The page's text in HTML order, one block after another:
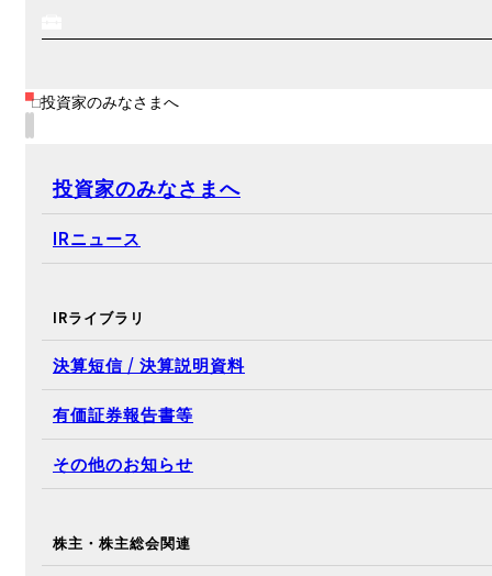
投資家のみなさまへ
投資家のみなさまへ
IRニュース
IRライブラリ
決算短信 / 決算説明資料
有価証券報告書等
その他のお知らせ
株主・株主総会関連